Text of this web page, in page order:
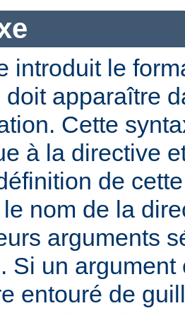
introduit le
doit apparaître
Cette
à la directive
de
nom de la
arguments
Si un
entouré de